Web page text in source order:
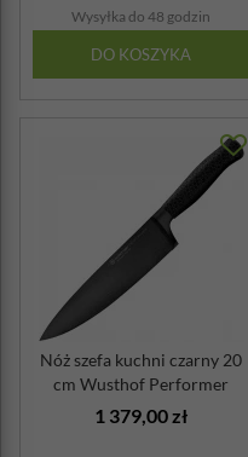
Wysyłka do 48 godzin
DO KOSZYKA
Nóż szefa kuchni czarny 20
cm Wusthof Performer
1 379,00 zł